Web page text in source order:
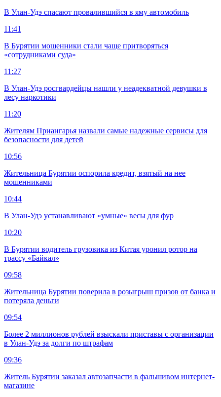
В Улан-Удэ спасают провалившийся в яму автомобиль
11:41
В Бурятии мошенники стали чаще притворяться
«сотрудниками суда»
11:27
В Улан-Удэ росгвардейцы нашли у неадекватной девушки в
лесу наркотики
11:20
Жителям Приангарья назвали самые надежные сервисы для
безопасности для детей
10:56
Жительница Бурятии оспорила кредит, взятый на нее
мошенниками
10:44
В Улан-Удэ устанавливают «умные» весы для фур
10:20
В Бурятии водитель грузовика из Китая уронил ротор на
трассу «Байкал»
09:58
Жительница Бурятии поверила в розыгрыш призов от банка и
потеряла деньги
09:54
Более 2 миллионов рублей взыскали приставы с организации
в Улан-Удэ за долги по штрафам
09:36
Житель Бурятии заказал автозапчасти в фальшивом интернет-
магазине